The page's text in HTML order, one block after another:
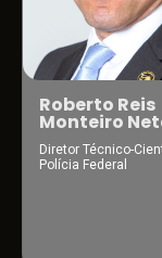
Roberto Reis
Monteiro
Diretor Técnico-
Polícia Federal